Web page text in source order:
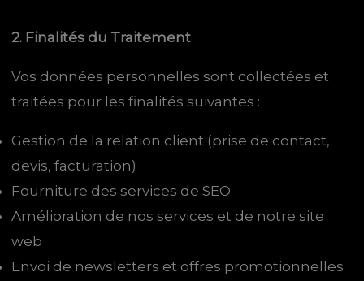
2. Finalités du Traitement
Vos données personnelles sont collectées et
traitées pour les finalités suivantes :
Gestion de la relation client (prise de contact,
devis, facturation)
Fourniture des services de SEO
Amélioration de nos services et de notre site
web
Envoi de newsletters et offres promotionnelles